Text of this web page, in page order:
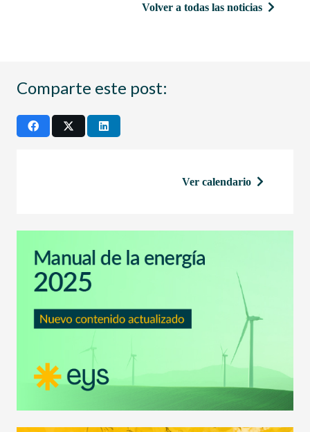
Volver a todas las noticias
Comparte este post:
Ver calendario